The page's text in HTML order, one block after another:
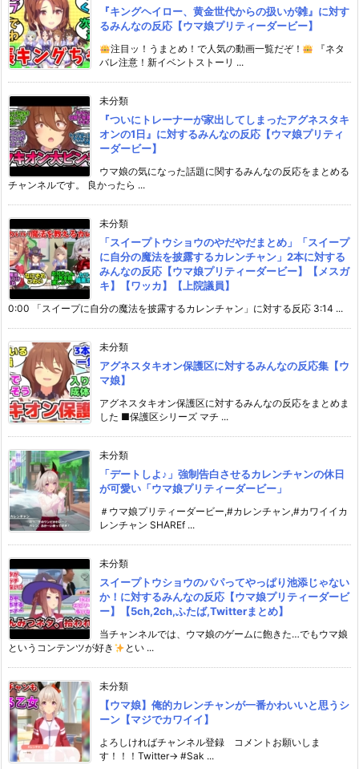
『キングヘイロー、黄金世代からの扱いが雑』に対す
るみんなの反応【ウマ娘プリティーダービー】
注目ッ！うまとめ！で人気の動画一覧だぞ！
『ネタ
バレ注意！新イベントストーリ ...
未分類
『ついにトレーナーが家出してしまったアグネスタキ
オンの1日』に対するみんなの反応【ウマ娘プリティ
ーダービー】
ウマ娘の気になった話題に関するみんなの反応をまとめる
チャンネルです。 良かったら ...
未分類
「スイープトウショウのやだやだまとめ」「スイープ
に自分の魔法を披露するカレンチャン」2本に対する
みんなの反応【ウマ娘プリティーダービー】【メスガ
キ】【ワッカ】【上院議員】
0:00 「スイープに自分の魔法を披露するカレンチャン」に対する反応 3:14 ...
未分類
アグネスタキオン保護区に対するみんなの反応集【ウ
マ娘】
アグネスタキオン保護区に対するみんなの反応をまとめま
した ■保護区シリーズ マチ ...
未分類
「デートしよ♪」強制告白させるカレンチャンの休日
が可愛い「ウマ娘プリティーダービー」
＃ウマ娘プリティーダービー,#カレンチャン,#カワイイカ
レンチャン SHAREf ...
未分類
スイープトウショウのパパってやっぱり池添じゃない
か！に対するみんなの反応【ウマ娘プリティーダービ
ー】【5ch,2ch,ふたば,Twitterまとめ】
当チャンネルでは、ウマ娘のゲームに飽きた…でもウマ娘
というコンテンツが好き
とい ...
未分類
【ウマ娘】俺的カレンチャンが一番かわいいと思うシ
ーン【マジでカワイイ】
よろしければチャンネル登録 コメントお願いしま
す！！！Twitter→ #Sak ...